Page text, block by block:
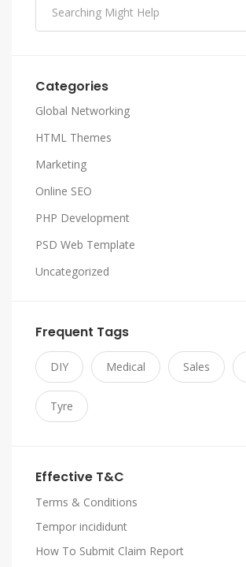
Categories
Global Networking
HTML Themes
Marketing
Online SEO
PHP Development
PSD Web Template
Uncategorized
Frequent Tags
DIY Medical Sales
Tyre
Effective T&C
Terms & Conditions
Tempor incididunt
How To Submit Claim Report